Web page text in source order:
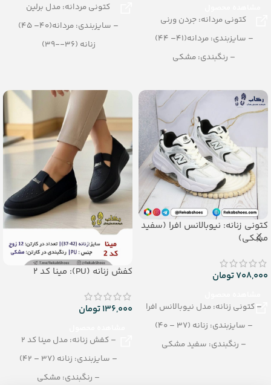
کتونی مردانه: جردن ورنی
– سایزبندی: مردانه(41– 44)
– رنگبندی: مشکی
کتونی مردانه: مدل برلین
– سایزبندی: مردانه(40– 45)
زنانه (36--39)
– تعداد در کارتن: 12 جفت
_جنس: پی یو تزریقی
کتونی زنانه: نیوبالانس افرا (سفید
مشکی)
708,000تومان
– کتونی زنانه: مدل نیوبالانس افرا
– سایزبندی: زنانه (37 – 40)
– رنگبندی: سفید مشکی
کفش زنانه (PU): مینا کد 2
136,000تومان
– کفش زنانه: مدل مینا کد 2
– سایزبندی: زنانه (37 – 42)
– رنگبندی: مشکی